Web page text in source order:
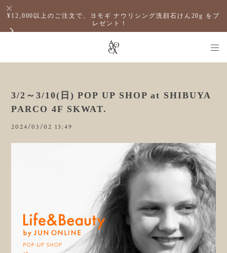
¥12,000以上のご注文で、ヨモギ ナウリシング洗顔石けん20g をプ
レゼント！
3/2～3/10(日) POP UP SHOP at SHIBUYA
PARCO 4F SKWAT.
2024/03/02 13:49